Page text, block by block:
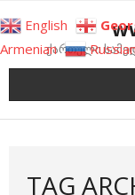
to
contentქართული
TAG
English
Armenian